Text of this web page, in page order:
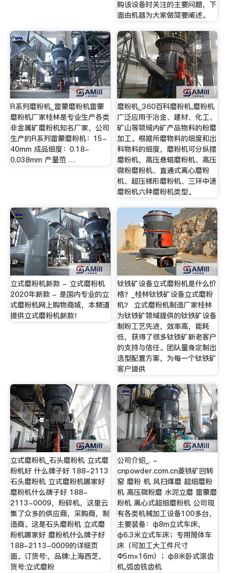
购该设备时关注的主要问题，下
面由机器为大家做简要阐述。
R系列磨粉机_雷蒙磨粉机雷蒙
磨粉机厂家桂林是专业生产各类
非金属矿磨粉机知名厂家，公司
生产的R系列雷蒙磨粉机：15-
40mm 成品细度：0.18-
0.038mm 产量范 …
磨粉机_360百科磨粉机,磨粉机
广泛应用于冶金、建材、化工、
矿山等领域内矿产品物料的粉磨
加工。根据所磨物料的细度和出
料物料的细度，磨粉机可分纵摆
磨粉机，高压悬辊磨粉机、高压
微粉磨粉机、直通式离心磨粉
机、超压梯形磨粉机、三环中速
磨粉机六种磨粉机类型。
立式磨粉机新款 - 立式磨粉机
2020年新款 - 是国内专业的立
式磨粉机网上购物商城，本频道
提供立式磨粉机新款！
钛铁矿设备立式磨粉机是什么价
格？_桂林钛铁矿设备立式磨粉
机？ 立式磨粉机制造厂家桂林
为钛铁矿领域提供的钛铁矿设备
制粉工艺先进，效率高，能耗
低，获得了很多钛铁矿新老客户
的支持与信任。团队量身定制出
选型配置方案，为每一个钛铁矿
客户提供
立式磨粉机_石头磨粉机 立式磨
粉机好 什么牌子好 188-2113
石头磨粉机 立式磨粉机哪家好
磨粉机什么牌子好 188-
2113-0009，粉碎机，这里云
集了众多的供应商，采购商，制
造商。这是石头磨粉机 立式磨
粉机哪家好 磨粉机什么牌子好
188-2113-0009的详细页
面。订货号:，品牌:上海西芝，
货号:立式磨粉
公司介绍_. -
cnpowder.com.cn菱铁矿回转
窑 磨粉 机 风扫煤磨 超细磨粉
机 高压微粉磨 水泥立磨 雷蒙磨
粉机 离心式超细磨粉机 公司现
有各类机械加工设备100多台，
主要装备：ф8m立式车床，
ф6.3米立式车床；专用筒体车
床（可加工大工件尺寸
Φ5m×16m）；ф8米卧式滚齿
机,弧齿铣齿机